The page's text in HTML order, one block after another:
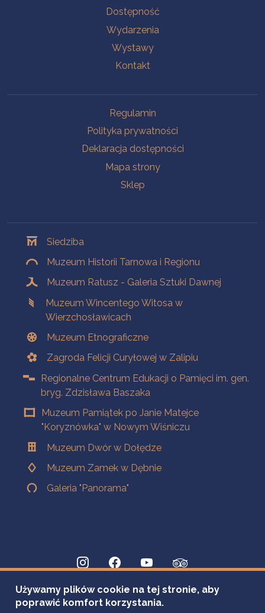
Dostępność
Wydarzenia
Wystawy
Kontakt
Regulamin
Polityka prywatności
Deklaracja dostępności
Mapa strony
Sklep
Siedziba
Muzeum Historii Tarnowa i Regionu
Muzeum Ratusz - Galeria Sztuki Dawnej
Muzeum Wincentego Witosa w
Wierzchosławicach
Muzeum Etnograficzne
Zagroda Felicji Curyłowej w Zalipiu
Regionalne Centrum Edukacji o Pamięci im. gen.
bryg. Zdzisława Baszaka
Muzeum Pamiątek po Janie Matejce
"Koryznówka" w Nowym Wiśniczu
Muzeum Dwór w Dołędze
Muzeum Zamek w Dębnie
Galeria "Panorama"
Używamy plików cookie na tej stronie, aby
poprawić komfort korzystania.